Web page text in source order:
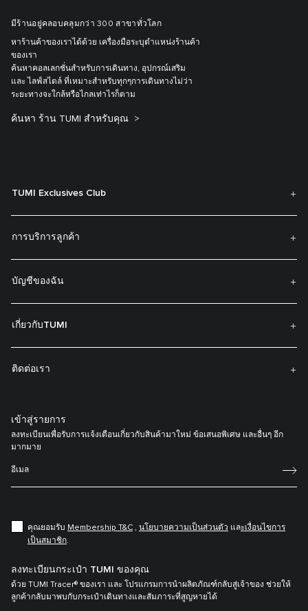
มีร้านอยู่คลอบคลุมกว่า 300 สาขาทั่วโลก
หาร้านค้าของเราได้ด้วย เครื่องมือระบุตำแหน่งร้านค้า
ของเรา
ค้นหาคอลเลกชั่นสำหรับการเดินทาง, อุปกรณ์เสริม
และ ไลฟ์สไตล์ ที่เหมาะสำหรับทุกๆการเดินทางไม่ว่า
ระยะทางจะใกล้หรือไกลเท่าไรก็ตาม
ค้นหา ร้าน TUMI สำหรับคุณ
TUMI Exclusives Club
การบริการลูกค้า
บัญชีของฉัน
เกี่ยวกับTUMI
ติดต่อเรา
เข้าสู่รายการ
ลงทะเบียนเพื่อรับการแจ้งเตือนเกี่ยวกับสินค้ามาใหม่ ข้อเสนอพิเศษ และอื่นๆ อีก
มากมาย
คุณยอมรับ Membership T&C , นโยบายความเป็นส่วนตัว และเงื่อนไขการ
เป็นสมาชิก.
ลงทะเบียนกระเป๋า TUMI ของคุณ
ด้วย TUMI Tracer® ของเรา และ โปรแกรมการนำผลิตภัณฑ์กลับสู่เจ้าของ ช่วยให้
ลูกค้ากลับมาพบกับกระเป๋าเดินทางและสัมภาระที่สูญหายได้